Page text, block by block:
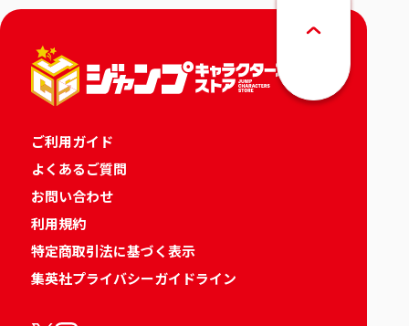
ご利用ガイド
よくあるご質問
お問い合わせ
利用規約
特定商取引法に基づく表示
集英社プライバシーガイドライン